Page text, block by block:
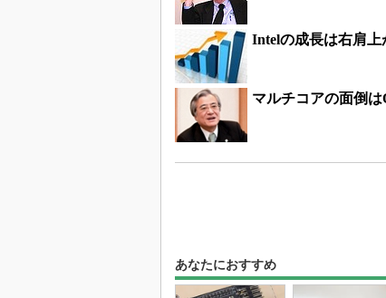
Intelの成長は右肩上
マルチコアの面倒は
あなたにおすすめ